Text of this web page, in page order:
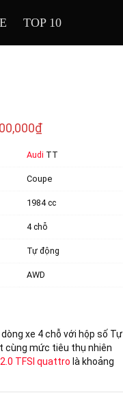
TOP 10
Audi TT
Coupe
1984 cc
4 chỗ
Tự động
AWD
xe 4 chỗ với hộp số Tự
cùng mức tiêu thụ nhiên
TFSI quattro là khoảng